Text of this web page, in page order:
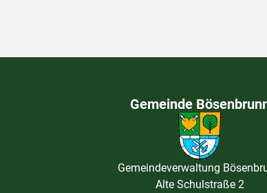
Gemeinde
Gemeindeverwaltung
Alte Schulstraße 2